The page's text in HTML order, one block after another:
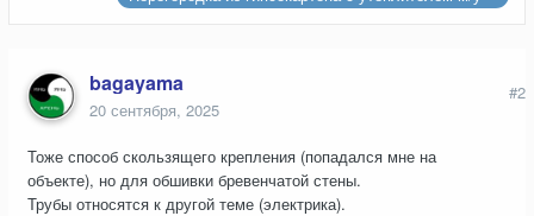
bagayama
20 сентября, 2025
#2
Тоже способ скользящего крепления (попадался мне на
объекте), но для обшивки бревенчатой стены.
Трубы относятся к другой теме (электрика).